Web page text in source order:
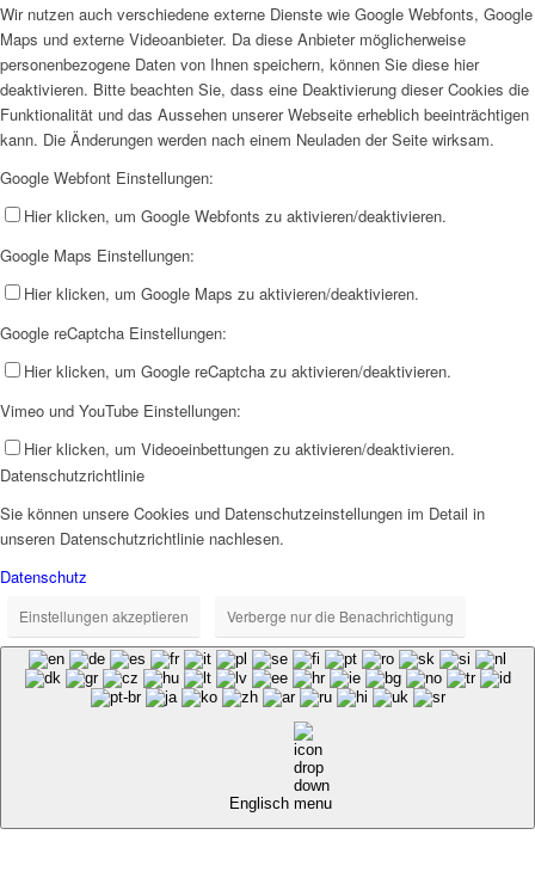
Wir nutzen auch verschiedene externe Dienste wie Google Webfonts, Google
Maps und externe Videoanbieter. Da diese Anbieter möglicherweise
personenbezogene Daten von Ihnen speichern, können Sie diese hier
deaktivieren. Bitte beachten Sie, dass eine Deaktivierung dieser Cookies die
Funktionalität und das Aussehen unserer Webseite erheblich beeinträchtigen
kann. Die Änderungen werden nach einem Neuladen der Seite wirksam.
Google Webfont Einstellungen:
Hier klicken, um Google Webfonts zu aktivieren/deaktivieren.
Google Maps Einstellungen:
Hier klicken, um Google Maps zu aktivieren/deaktivieren.
Google reCaptcha Einstellungen:
Hier klicken, um Google reCaptcha zu aktivieren/deaktivieren.
Vimeo und YouTube Einstellungen:
Hier klicken, um Videoeinbettungen zu aktivieren/deaktivieren.
Datenschutzrichtlinie
Sie können unsere Cookies und Datenschutzeinstellungen im Detail in
unseren Datenschutzrichtlinie nachlesen.
Datenschutz
Einstellungen akzeptieren Verberge nur die Benachrichtigung
Englisch